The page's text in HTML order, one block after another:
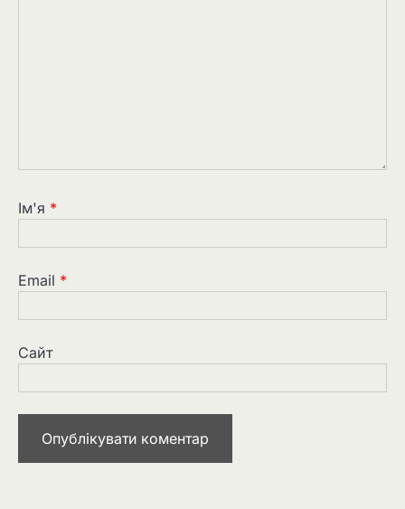
Ім'я *
Email *
Сайт